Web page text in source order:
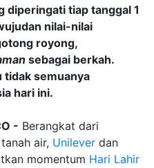
diperingati tiap tanggal 1
nilai-nilai
royong,
sebagai berkah.
tidak semuanya
hari ini.
- Berangkat dari
air, Unilever dan
momentum Hari Lahir